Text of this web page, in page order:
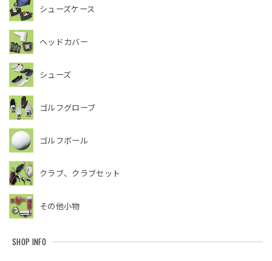
シューズケース
ヘッドカバー
シューズ
ゴルフグローブ
ゴルフボール
クラブ、クラブセット
その他小物
SHOP INFO